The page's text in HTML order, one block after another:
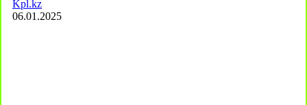
Kpl.kz
06.01.2025